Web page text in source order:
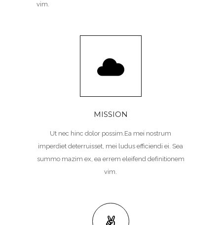
vim.
MISSION
Ut nec hinc dolor possim.Ea mei nostrum
imperdiet deterruisset, mei ludus efficiendi ei. Sea
summo mazim ex, ea errem eleifend definitionem
vim.